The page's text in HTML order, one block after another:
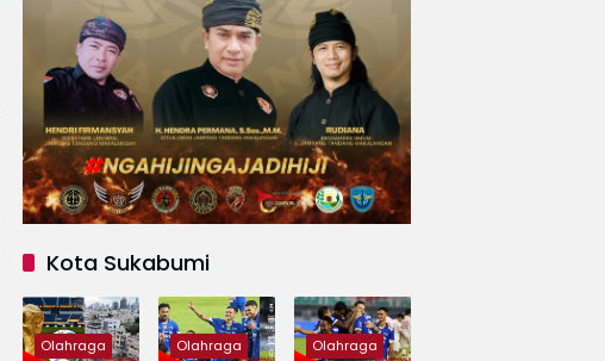
Kota Sukabumi
Olahraga Olahraga Olahraga